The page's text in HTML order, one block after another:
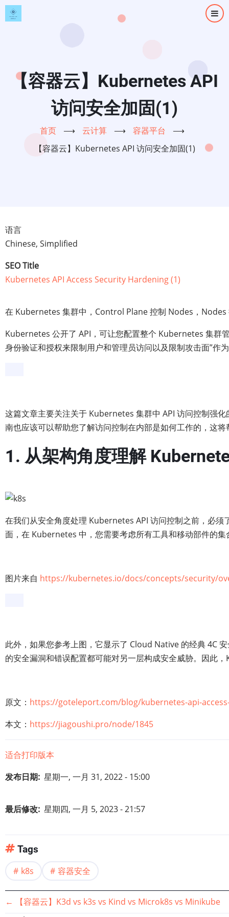
跳
转
【容器云】Kubernetes API
访问安全加固(1)
首页 ⟶ 云计算 ⟶ 容器平台
⟶
【容器云】Kubernetes API 访问安全加固(1)
语言
Chinese, Simplified
SEO Title
Kubernetes API Access Security Hardening (1)
在 Kubernetes 集群中，Control Plane 控制 Nodes，
Kubernetes 公开了 API，可让您配置整个 Kubernetes 集群
身份验证和授权来限制用户和管理员访问以及限制攻击面”
这篇文章主要关注关于 Kubernetes 集群中 API 访问控制强
南也应该可以帮助您了解访问控制在内部是如何工作的，这
1. 从架构角度理解
在我们从安全角度处理 Kubernetes API 访问控制之前，必
面，在 Kubernetes 中，您需要考虑所有工具和移动部件的集
图片来自 https://kubernetes.io/docs/concepts/security/
此外，如果您参考上图，它显示了 Cloud Native 的经典 4C
的安全漏洞和错误配置都可能对另一层构成安全威胁。因此
原文： https://goteleport.com/blog/kubernetes-api-
本文： https://jiagoushi.pro/node/1845
适合打印版本
发布日期 星期一, 一月 31, 2022 - 15:00
最后修改 星期四, 一月 5, 2023 - 21:57
Tags
k8s 容器安全
书
←
【容器云】K3d vs k3s vs Kind vs Microk8s vs Minikube